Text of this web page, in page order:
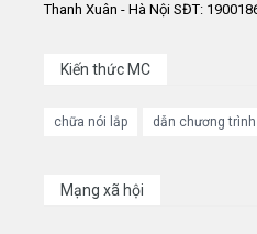
Thanh Xuân - Hà Nội SĐT:
Kiến thức MC
chữa nói lắp dẫn chương trình
Mạng xã hội